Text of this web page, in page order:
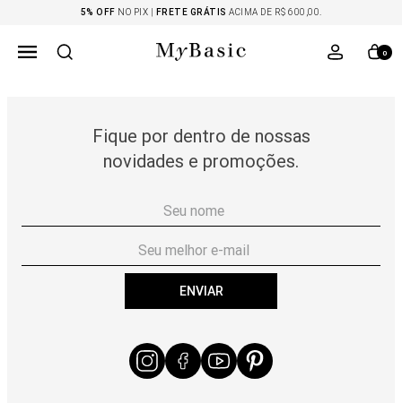
5% OFF NO PIX | FRETE GRÁTIS ACIMA DE R$ 600,00.
0
Fique por dentro de nossas
novidades e promoções.
ENVIAR